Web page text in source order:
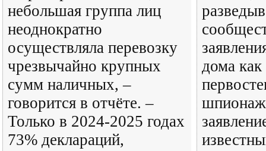
небольшая группа лиц
неоднократно
осуществляла перевозку
чрезвычайно крупных
сумм наличных, –
говорится в отчёте. –
Только в 2024-2025 годах
73% деклараций,
дома как